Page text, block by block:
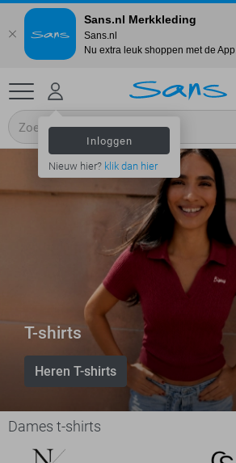
Inloggen
Nieuw hier? klik dan hier
T-shirts
Heren T-shirts
Dames t-shirts
Sans.nl Merkkleding
Sans.nl
Nu extra leuk shoppen met de App.